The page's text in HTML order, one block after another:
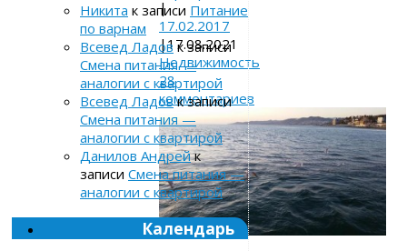
|
17.02.2017
|17.08.2021
Недвижимость
28
комментариев
Никита к записи Питание
по варнам
Всевед Ладов к записи
Смена питания —
аналогии с квартирой
Всевед Ладовк записи
Смена питания —
аналогии с квартирой
Данилов Андрейк
записи Смена питания —
аналогии с квартирой
Календарь